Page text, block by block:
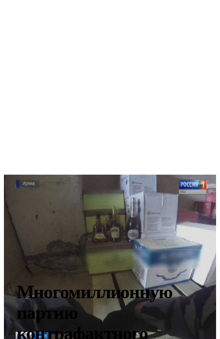
Многомиллионную
партию
контрафактного